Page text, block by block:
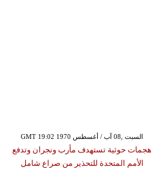
GMT 19:02 1970 السبت ,08 آب / أغسطس
هجمات حوثية تستهدف مأرب ونجران وتدفع
الأمم المتحدة للتحذير من صراع شامل